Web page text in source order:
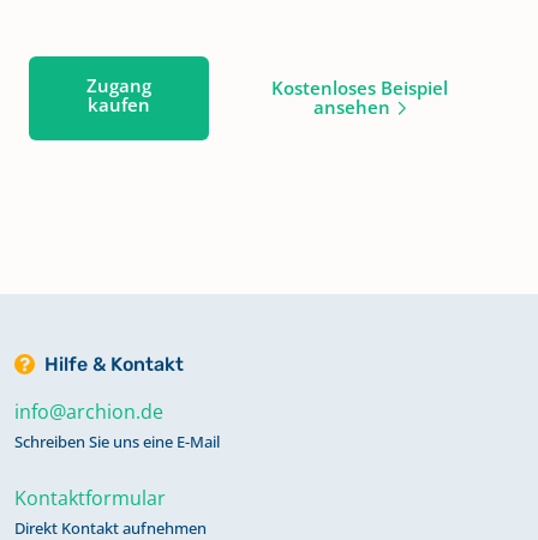
Zugang
kaufen
Kostenloses Beispiel
ansehen
Hilfe & Kontakt
info@archion.de
Schreiben Sie uns eine E-Mail
Kontaktformular
Direkt Kontakt aufnehmen